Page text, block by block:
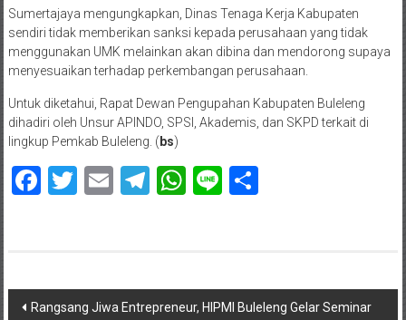
Sumertajaya mengungkapkan, Dinas Tenaga Kerja Kabupaten
sendiri tidak memberikan sanksi kepada perusahaan yang tidak
menggunakan UMK melainkan akan dibina dan mendorong supaya
menyesuaikan terhadap perkembangan perusahaan.
Untuk diketahui, Rapat Dewan Pengupahan Kabupaten Buleleng
dihadiri oleh Unsur APINDO, SPSI, Akademis, dan SKPD terkait di
lingkup Pemkab Buleleng. ( bs)
Facebook
Twitter
EmailTelegram
WhatsApp
LineShare
Navigasi
Rangsang Jiwa Entrepreneur, HIPMI Buleleng Gelar Seminar